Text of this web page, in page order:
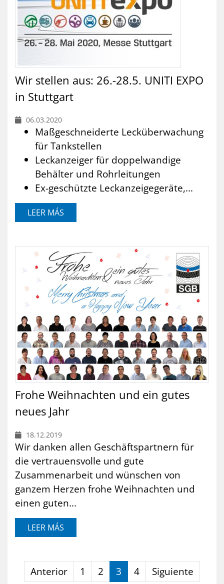
Wir stellen aus: 26.-28.5. UNITI EXPO
in Stuttgart
06.03.2020
Maßgeschneiderte Lecküberwachung
für Tankstellen
Leckanzeiger für doppelwandige
Behälter und Rohrleitungen
Ex-geschützte Leckanzeigegeräte,...
LEER MÁS
Frohe Weihnachten und ein gutes
neues Jahr
18.12.2019
Wir danken allen Geschäftspartnern für
die vertrauensvolle und gute
Zusammenarbeit und wünschen von
ganzem Herzen frohe Weihnachten und
einen guten...
LEER MÁS
Anterior 1 2 3 4 Siguiente